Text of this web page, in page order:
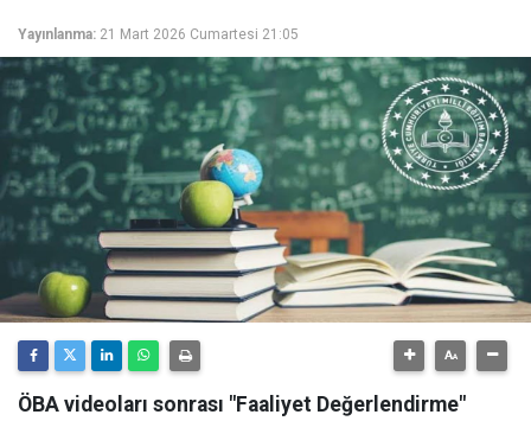
Yayınlanma: 21 Mart 2026 Cumartesi 21:05
ÖBA videoları sonrası "Faaliyet Değerlendirme"